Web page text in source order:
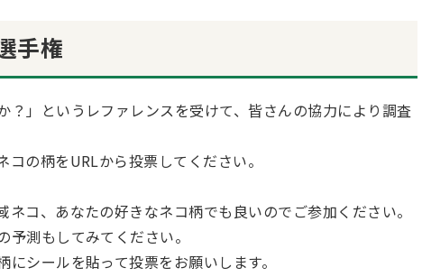
手権
？」というレファレンスを受けて、皆さんの協力により調査
の柄をURLから投票してください。
コ、あなたの好きなネコ柄でも良いのでご参加ください。
測もしてみてください。
シールを貼って投票をお願いします。